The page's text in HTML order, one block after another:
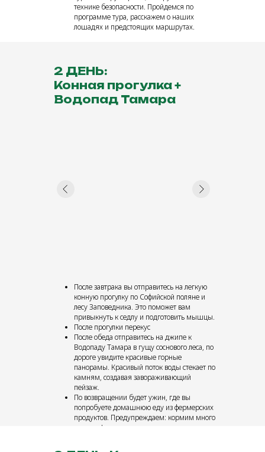
технике безопасности. Пройдемся по
программе тура, расскажем о наших
лошадях и предстоящих маршрутах.
После завтрака вы отправитесь на легкую
конную прогулку по Софийской поляне и
лесу Заповедника. Это поможет вам
привыкнуть к седлу и подготовить мышцы.
После прогулки перекус
После обеда отправитесь на джипе к
Водопаду Тамара в гущу соснового леса, по
дороге увидите красивые горные
панорамы. Красивый поток воды стекает по
камням, создавая завораживающий
пейзаж.
По возвращении будет ужин, где вы
попробуете домашнюю еду из фермерских
продуктов. Предупреждаем: кормим много
и вкусно!
2 ДЕНЬ:
Конная прогулка +
Водопад Тамара